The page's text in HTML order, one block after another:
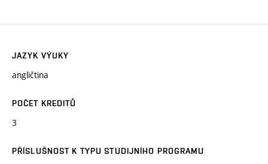
JAZYK VÝUKY
angličtina
POČET KREDITŮ
3
PŘÍSLUŠNOST K TYPU STUDIJNÍHO PROGRAMU